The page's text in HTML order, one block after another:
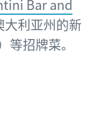
Bar and
大利亚州的新
招牌菜。